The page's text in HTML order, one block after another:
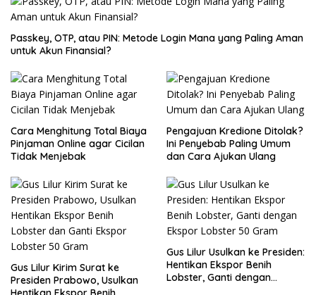
Passkey, OTP, atau PIN: Metode Login Mana yang Paling Aman
untuk Akun Finansial?
Cara Menghitung Total Biaya
Pinjaman Online agar Cicilan
Tidak Menjebak
Pengajuan Kredione Ditolak?
Ini Penyebab Paling Umum
dan Cara Ajukan Ulang
Gus Lilur Kirim Surat ke
Presiden Prabowo, Usulkan
Gus Lilur Usulkan ke Presiden:
Hentikan Ekspor Benih
Lobster, Ganti dengan